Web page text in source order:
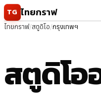
ข้ามไปยังเนื้อหา
TG ไทยกราฟ
ไทยกราฟ/สตูดิโอ/กรุงเทพฯ
สตูดิโอ